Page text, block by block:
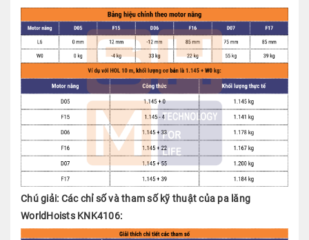
Chú giải: Các chỉ số và tham số kỹ thuật của pa lăng
WorldHoists KNK4106: